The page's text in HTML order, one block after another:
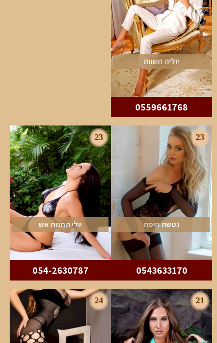
יוליה השווה
0559661768
23
נטשה היפה
0543633170
23
יולי החמה אש
054-2630787
21
24